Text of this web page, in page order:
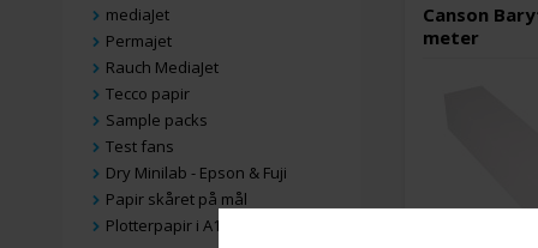
mediaJet
Permajet
Rauch MediaJet
Tecco papir
Sample packs
Test fans
Dry Minilab - Epson & Fuji
Papir skåret på mål
Plotterpapir i A1 og A0
Canson
meter